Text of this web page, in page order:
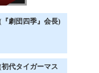
劇団四季』会長)
代タイガーマス